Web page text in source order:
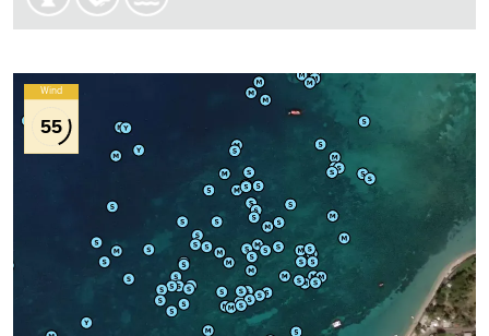
Wind
55